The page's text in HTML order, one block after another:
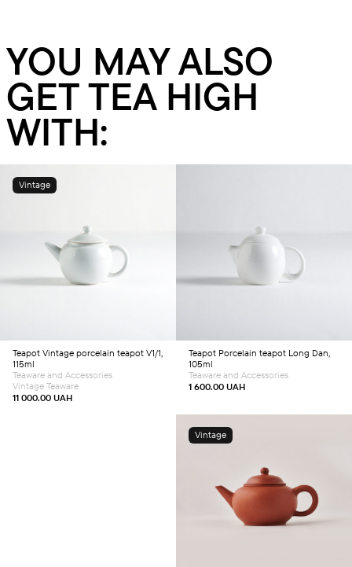
YOU MAY ALSO
GET TEA HIGH
WITH:
Vintage
Add to cart
Teapot Vintage porcelain teapot V1/1,
115ml
11 000.00 UAH
Teaware and Accessories
Vintage Teaware
Add to cart
Teapot Porcelain teapot Long Dan,
105ml
1 600.00 UAH
Teaware and Accessories
Vintage
Add to cart